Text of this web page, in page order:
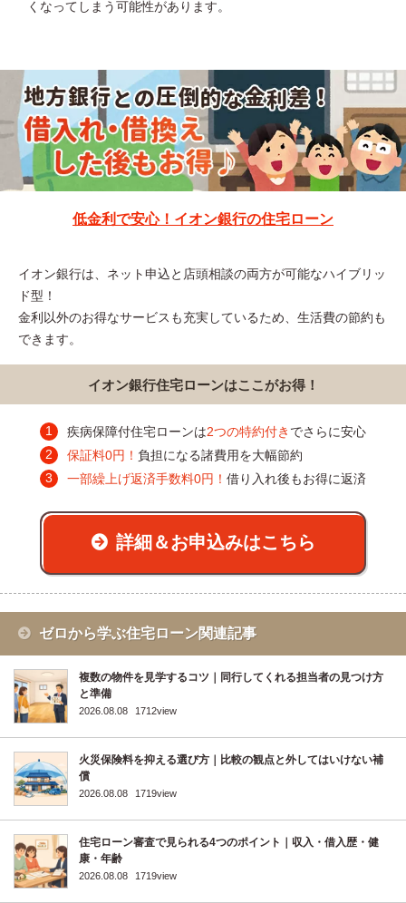
くなってしまう可能性があります。
低金利で安心！イオン銀行の住宅ローン
イオン銀行は、ネット申込と店頭相談の両方が可能なハイブリッ
ド型！
金利以外のお得なサービスも充実しているため、生活費の節約も
できます。
イオン銀行住宅ローンはここがお得！
疾病保障付住宅ローンは2つの特約付き でさらに安心
保証料0円！ 負担になる諸費用を大幅節約
一部繰上げ返済手数料0円！ 借り入れ後もお得に返済
詳細＆お申込みはこちら
ゼロから学ぶ住宅ローン関連記事
複数の物件を見学するコツ｜同行してくれる担当者の見つけ方
と準備
2026.08.08 1712view
火災保険料を抑える選び方｜比較の観点と外してはいけない補
償
2026.08.08 1719view
住宅ローン審査で見られる4つのポイント｜収入・借入歴・健
康・年齢
2026.08.08 1719view